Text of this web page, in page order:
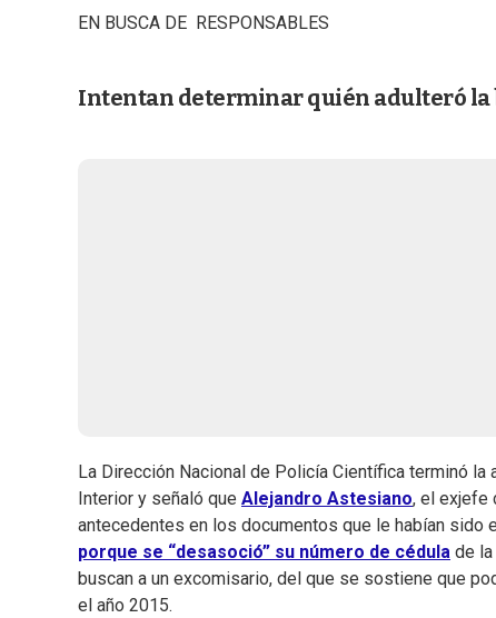
EN BUSCA DE RESPONSABLES
Intentan determinar quién adulteró la
La Dirección Nacional de Policía Científica terminó
Interior y señaló que Alejandro Astesiano, el exjefe
antecedentes en los documentos que le habían sido
porque se “desasoció” su número de cédula de
buscan a un excomisario, del que se sostiene que
el año 2015.